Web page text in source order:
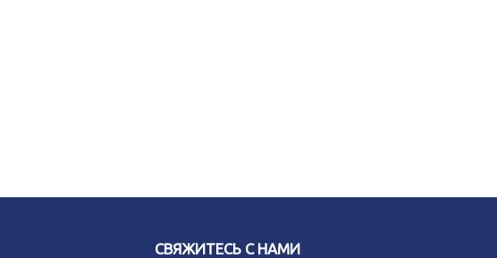
СВЯЖИТЕСЬ С НАМИ